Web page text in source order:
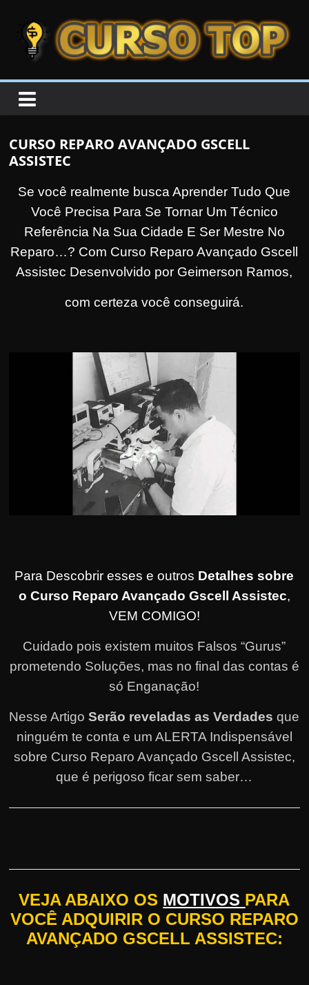
CURSOTOP
s
e
l
e
CURSO REPARO AVANÇADO GSCELL
ASSISTEC
Se você realmente busca Aprender Tudo Que
Você Precisa Para Se Tornar Um Técnico
Referência Na Sua Cidade E Ser Mestre No
Reparo…? Com Curso Reparo Avançado Gscell
Assistec Desenvolvido por Geimerson Ramos,
com certeza você conseguirá.
Para Descobrir esses e outros Detalhes sobre
o Curso Reparo Avançado Gscell Assistec,
VEM COMIGO!
Cuidado pois existem muitos Falsos “Gurus”
prometendo Soluções, mas no final das contas é
só Enganação!
Nesse ArtigoSerão reveladas as Verdades que
ninguém te conta e um ALERTA Indispensável
sobre Curso Reparo Avançado Gscell Assistec,
que é perigoso ficar sem saber…
VEJA ABAIXO OS MOTIVOS PARA
VOCÊ ADQUIRIR O CURSO REPARO
AVANÇADO GSCELL ASSISTEC: